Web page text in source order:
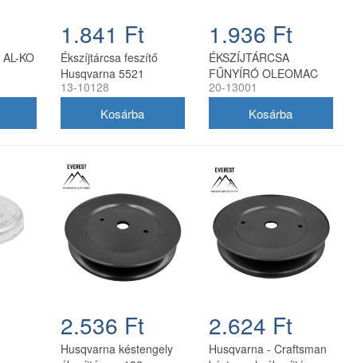
KO
1.841 Ft
Ékszíjtárcsa feszítő
Husqvarna 5521
utángyártott
13-10128
1.936 Ft
ÉKSZÍJTÁRCSA
FŰNYÍRÓ OLEOMAC
66071084R EVEREST
20-13001
2.536 Ft
Husqvarna késtengely
2.624 Ft
Husqvarna - Craftsman